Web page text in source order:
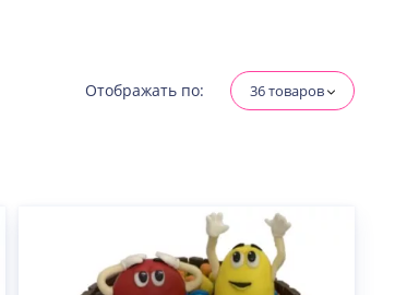
Отображать по: 36 товаров